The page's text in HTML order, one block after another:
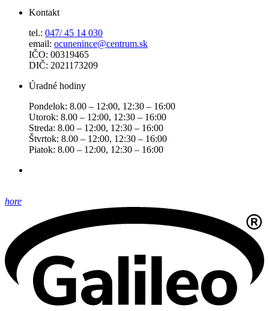
Kontakt
tel.: 047/ 45 14 030
email: ocunenince@centrum.sk
IČO: 00319465
DIČ: 2021173209
Úradné hodiny
Pondelok: 8.00 – 12:00, 12:30 – 16:00
Utorok: 8.00 – 12:00, 12:30 – 16:00
Streda: 8.00 – 12:00, 12:30 – 16:00
Štvrtok: 8.00 – 12:00, 12:30 – 16:00
Piatok: 8.00 – 12:00, 12:30 – 16:00
hore